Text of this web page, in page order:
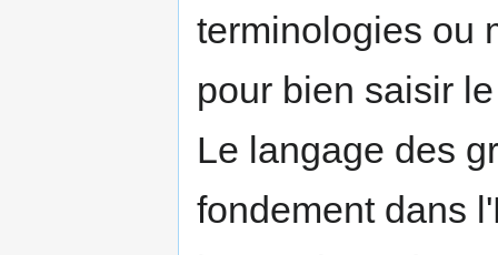
terminologies ou
pour bien saisir
Le langage des
fondement dans